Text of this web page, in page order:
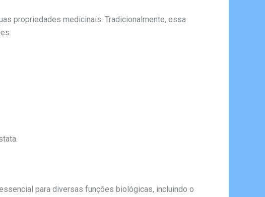
propriedades medicinais. Tradicionalmente, essa
para diversas funções biológicas, incluindo o